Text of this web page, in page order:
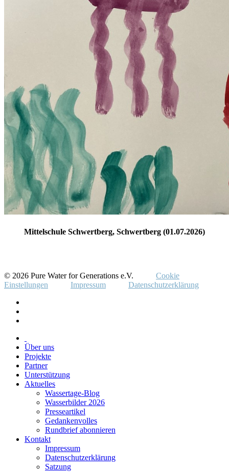
Mittelschule Schwertberg, Schwertberg (01.07.2026)
© 2026 Pure Water for Generations e.V.
Cookie
Einstellungen
Impressum Datenschutzerklärung
Über uns
Projekte
Partner
Unterstützung
Aktuelles
Wassertage-Blog
Wasserbilder 2026
Presseartikel
Gedankenvolles
Rundbrief abonnieren
Kontakt
Impressum
Datenschutzerklärung
Satzung